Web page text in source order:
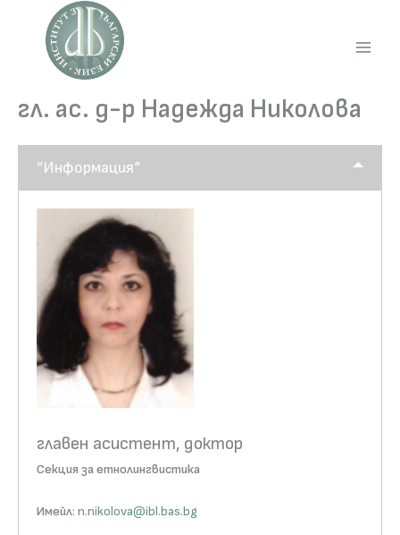
content
гл. ас. д-р Надежда Николова
“Информация“
главен асистент, доктор
Секция за етнолингвистика
Имейл: n.nikolova@ibl.bas.bg